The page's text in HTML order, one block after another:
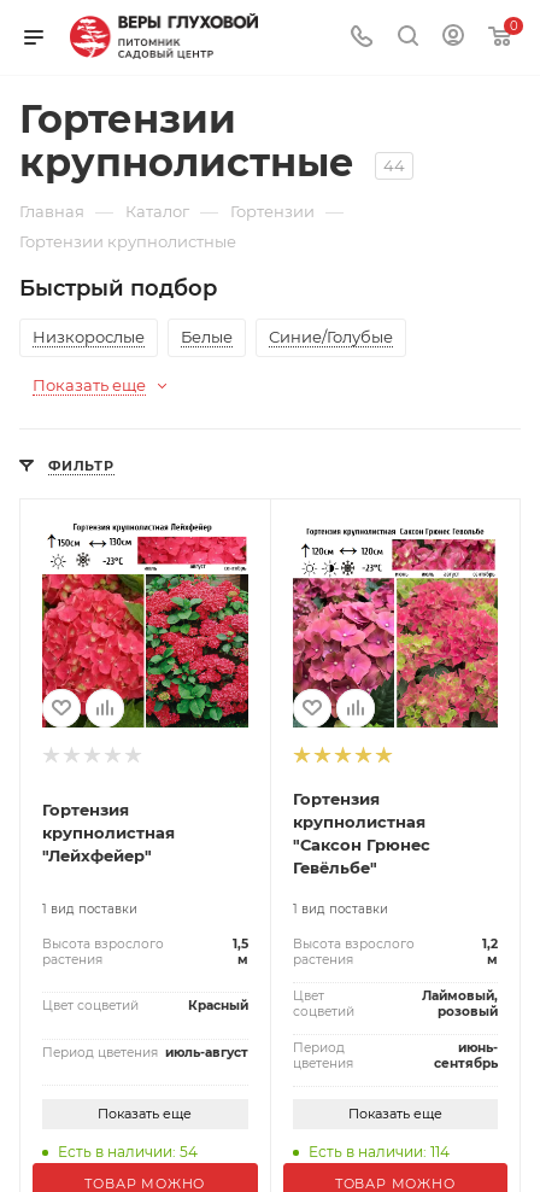
0
Гортензии
крупнолистные
44
Главная — Каталог — Гортензии —
Гортензии крупнолистные
Быстрый подбор
Низкорослые Белые Синие/Голубые
Показать еще
ФИЛЬТР
Гортензия
крупнолистная
"Лейхфейер"
1 вид поставки
Высота взрослого
растения
1,5
м
Цвет соцветий Красный
Период цветения июль-август
Показать еще
Есть в наличии: 54
ТОВАР МОЖНО
Гортензия
крупнолистная
"Саксон Грюнес
Гевёльбе"
1 вид поставки
Высота взрослого
растения
1,2
м
Цвет
соцветий
Лаймовый,
розовый
Период
цветения
июнь-
сентябрь
Показать еще
Есть в наличии: 114
ТОВАР МОЖНО